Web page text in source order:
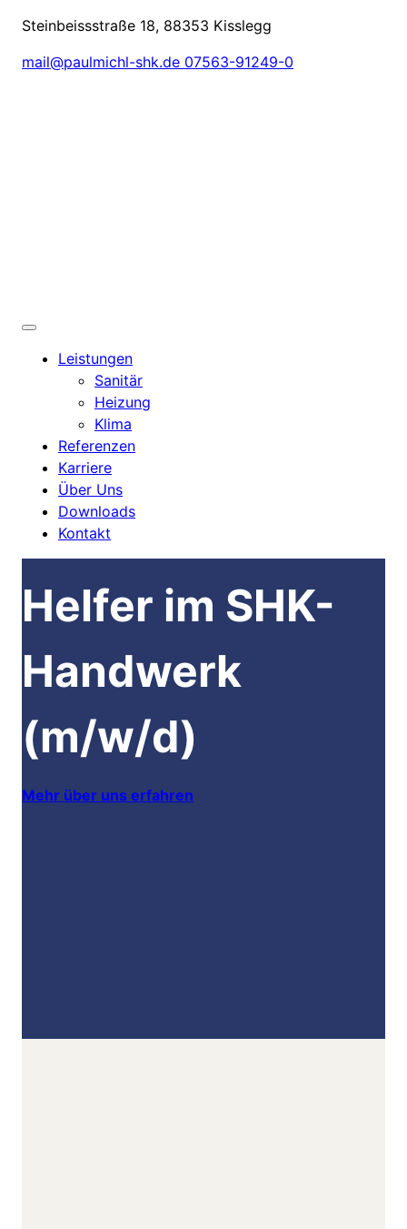
Steinbeissstraße 18, 88353 Kisslegg
mail@paulmichl-shk.de 07563-91249-0
Leistungen
Sanitär
Heizung
Klima
Referenzen
Karriere
Über Uns
Downloads
Kontakt
Helfer im SHK-
Handwerk
(m/w/d)
Mehr über uns erfahren